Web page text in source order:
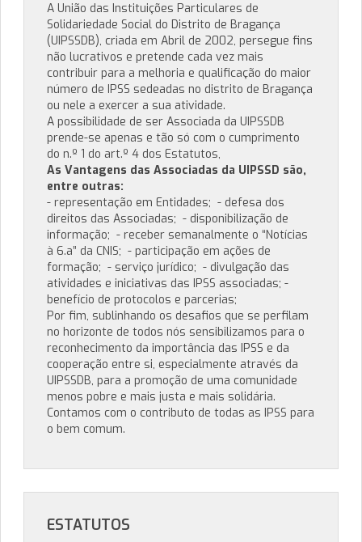
A União das Instituições Particulares de
Solidariedade Social do Distrito de Bragança
(UIPSSDB), criada em Abril de 2002, persegue fins
não lucrativos e pretende cada vez mais
contribuir para a melhoria e qualificação do maior
número de IPSS sedeadas no distrito de Bragança
ou nele a exercer a sua atividade.
A possibilidade de ser Associada da UIPSSDB
prende-se apenas e tão só com o cumprimento
do n.º 1 do art.º 4 dos Estatutos,
As Vantagens das Associadas da UIPSSD são,
entre outras:
- representação em Entidades; - defesa dos
direitos das Associadas; - disponibilização de
informação; - receber semanalmente o “Notícias
à 6.a” da CNIS; - participação em ações de
formação; - serviço jurídico; - divulgação das
atividades e iniciativas das IPSS associadas; -
benefício de protocolos e parcerias;
Por fim, sublinhando os desafios que se perfilam
no horizonte de todos nós sensibilizamos para o
reconhecimento da importância das IPSS e da
cooperação entre si, especialmente através da
UIPSSDB, para a promoção de uma comunidade
menos pobre e mais justa e mais solidária.
Contamos com o contributo de todas as IPSS para
o bem comum.
ESTATUTOS